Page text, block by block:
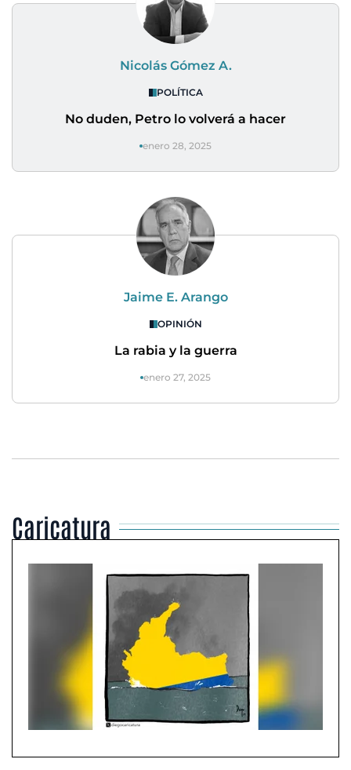
Nicolás Gómez A.
POLÍTICA
No duden, Petro lo volverá a hacer
enero 28, 2025
Jaime E. Arango
OPINIÓN
La rabia y la guerra
enero 27, 2025
Caricatura